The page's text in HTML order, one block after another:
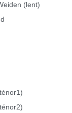
(lent)